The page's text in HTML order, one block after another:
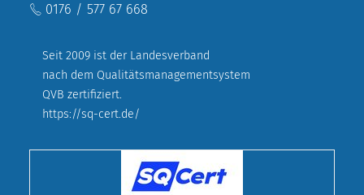
0176 / 577 67 668
Seit 2009 ist der Landesverband
nach dem Qualitätsmanagementsystem
QVB zertifiziert.
https://sq-cert.de/